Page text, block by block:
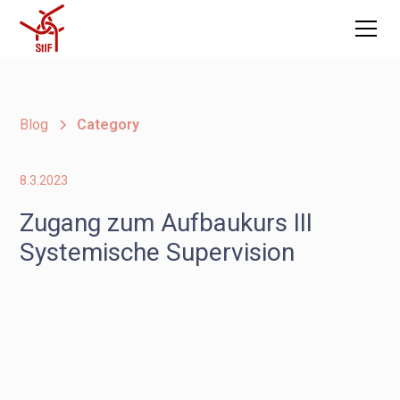
Blog Category
8.3.2023
Zugang zum Aufbaukurs III
Systemische Supervision